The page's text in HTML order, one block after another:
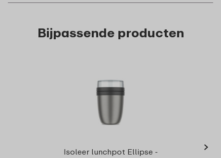
Bijpassende producten
Isoleer lunchpot Ellipse -
›